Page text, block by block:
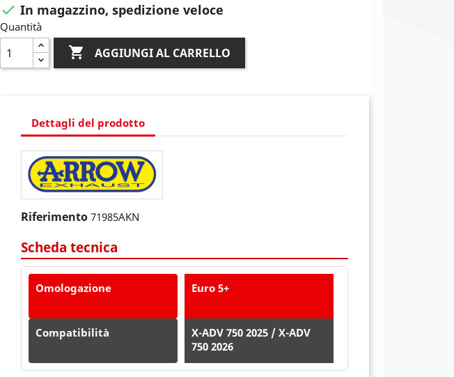
 In magazzino, spedizione veloce
Quantità
 AGGIUNGI AL CARRELLO
Dettagli del prodotto
Riferimento 71985AKN
Scheda tecnica
Omologazione Euro 5+
Compatibilità
X-ADV 750 2025 / X-ADV
750 2026